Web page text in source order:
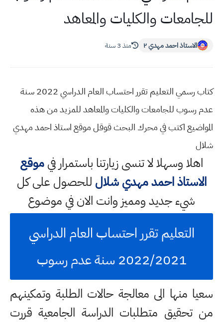
للجامعات والكليات والمعاهد
الاستاذ احمد مهدي ٢ منذ 3 سنة
كتاب رسمي التعليم تقرر احتساب العام الدراسي 2022 سنة
عدم رسوب للجامعات والكليات والمعاهد للمزيد من هذه
المواضيع اكتب في محرك البحث قوقل موقع استاذ احمد مهدي
شلال
اهلا وسهلالا تنسى زيارتنا باستمرار فيموقع
الاستاذ احمد مهدي شلال للحصول على كل
شيء جديد ومميز وانت الان في موضوع
التعليم تقرر احتساب العام الدراسي
2022/2021 سنة عدم رسوب
سعيا منها الى معالجة حالات الطلبة وتمكينهم
من تحقيق متطلبات الدراسة الجامعية قررت